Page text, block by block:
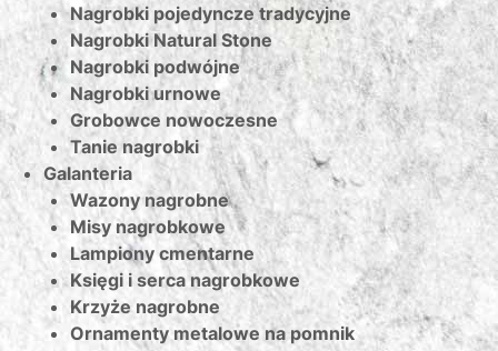
Nagrobki pojedyncze tradycyjne
Nagrobki Natural Stone
Nagrobki podwójne
Nagrobki urnowe
Grobowce nowoczesne
Tanie nagrobki
Galanteria
Wazony nagrobne
Misy nagrobkowe
Lampiony cmentarne
Księgi i serca nagrobkowe
Krzyże nagrobne
Ornamenty metalowe na pomnik